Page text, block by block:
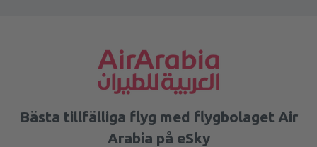
Bästa tillfälliga flyg med flygbolaget Air
Arabia på eSky